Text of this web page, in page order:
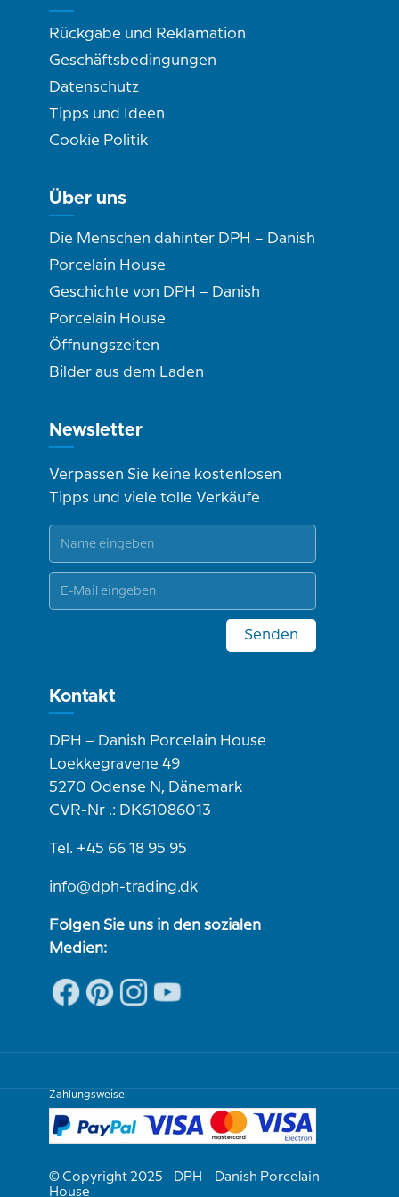
Rückgabe und Reklamation
Geschäftsbedingungen
Datenschutz
Tipps und Ideen
Cookie Politik
Über uns
Die Menschen dahinter DPH – Danish
Porcelain House
Geschichte von DPH – Danish
Porcelain House
Öffnungszeiten
Bilder aus dem Laden
Newsletter
Verpassen Sie keine kostenlosen
Tipps und viele tolle Verkäufe
Senden
Kontakt
DPH – Danish Porcelain House
Loekkegravene 49
5270 Odense N, Dänemark
CVR-Nr .: DK61086013
Tel. +45 66 18 95 95
info@dph-trading.dk
Folgen Sie uns in den sozialen
Medien:
Zahlungsweise:
© Copyright 2025 - DPH – Danish Porcelain
House